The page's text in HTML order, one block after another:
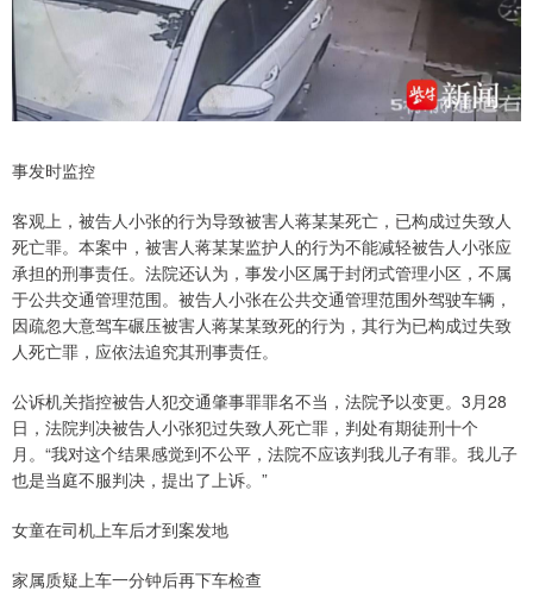
事发时监控
客观上，被告人小张的行为导致被害人蒋某某死亡，已构成过失致人
死亡罪。本案中，被害人蒋某某监护人的行为不能减轻被告人小张应
承担的刑事责任。法院还认为，事发小区属于封闭式管理小区，不属
于公共交通管理范围。被告人小张在公共交通管理范围外驾驶车辆，
因疏忽大意驾车碾压被害人蒋某某致死的行为，其行为已构成过失致
人死亡罪，应依法追究其刑事责任。
公诉机关指控被告人犯交通肇事罪罪名不当，法院予以变更。3月28
日，法院判决被告人小张犯过失致人死亡罪，判处有期徒刑十个
月。“我对这个结果感觉到不公平，法院不应该判我儿子有罪。我儿子
也是当庭不服判决，提出了上诉。”
女童在司机上车后才到案发地
家属质疑上车一分钟后再下车检查